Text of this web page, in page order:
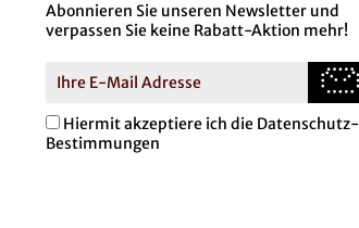
Abonnieren Sie unseren Newsletter und
verpassen Sie keine Rabatt-Aktion mehr!
Hiermit akzeptiere ich die Datenschutz-
Bestimmungen